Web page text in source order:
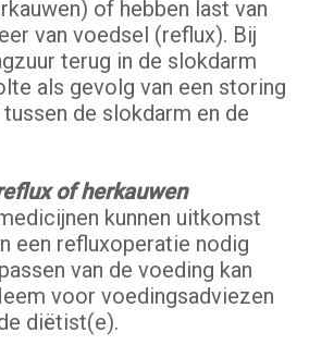
of hebben last van
van voedsel (reflux). Bij
terug in de slokdarm
als gevolg van een storing
de slokdarm en de
of herkauwen
kunnen uitkomst
een refluxoperatie nodig
van de voeding kan
voor voedingsadviezen
diëtist(e).